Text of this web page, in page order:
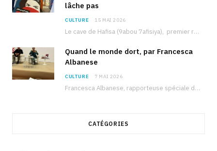
lâche pas
CULTURE 15 MAI 2026
Le cave de Hafisa (9abou 7afisiya), premier roman du journaliste tunisien Mohamed Amine Ben Hlel,…
Quand le monde dort, par Francesca
Albanese
CULTURE 7 MAI 2026
Francesca Albanese, rapporteuse spéciale de l’ONU sur les territoires palestiniens occupés, était à Tunis pour…
CATÉGORIES